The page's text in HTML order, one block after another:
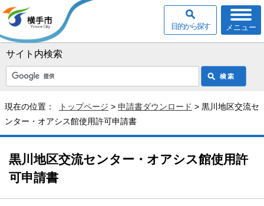
サイト内検索
メニュー
目的から探す
現在の位置： トップページ > 申請書ダウンロード > 黒川地区交流セ
ンター・オアシス館使用許可申請書
黒川地区交流センター・オアシス館使用許
可申請書